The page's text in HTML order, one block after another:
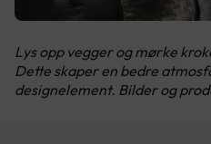
Lys opp vegger og mørke
Dette skaper en bedre
designelement. Bilder og